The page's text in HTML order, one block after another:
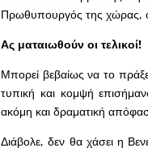
Πρωθυπουργός της χώρας,
Ας ματαιωθούν οι τελικοί!
Μπορεί βεβαίως να το
τυπική και κομψή
ακόμη και δραματική
Διάβολε, δεν θα χάσει η